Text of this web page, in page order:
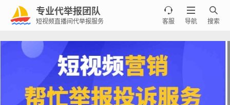
专业代举报团队
短视频直播间代举报服务

搜索

导航

客服